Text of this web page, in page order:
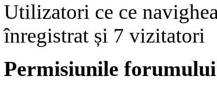
Utilizatori ce ce
înregistrat și 7 vizitatori
Permisiunile forumului